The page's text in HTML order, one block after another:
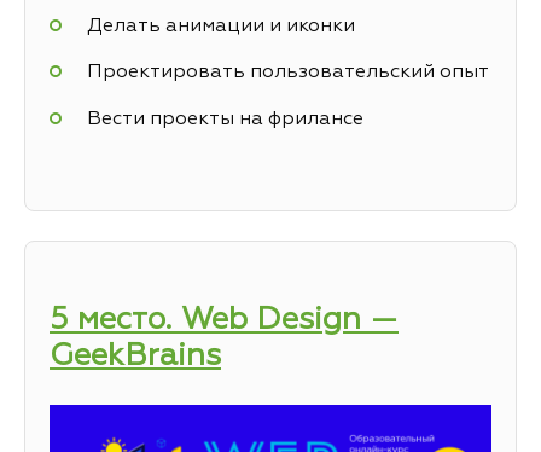
Делать анимации и иконки
Проектировать пользовательский опыт
Вести проекты на фрилансе
5 место. Web Design —
GeekBrains